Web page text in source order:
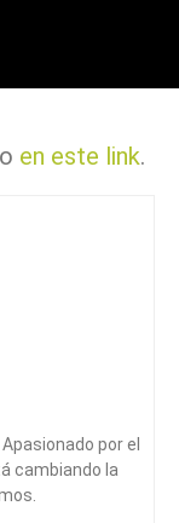
en este link.
por el
cambiando la